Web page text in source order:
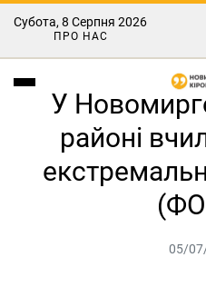
Субота, 8 Серпня 2026
ПРО НАС
У
районі
05/